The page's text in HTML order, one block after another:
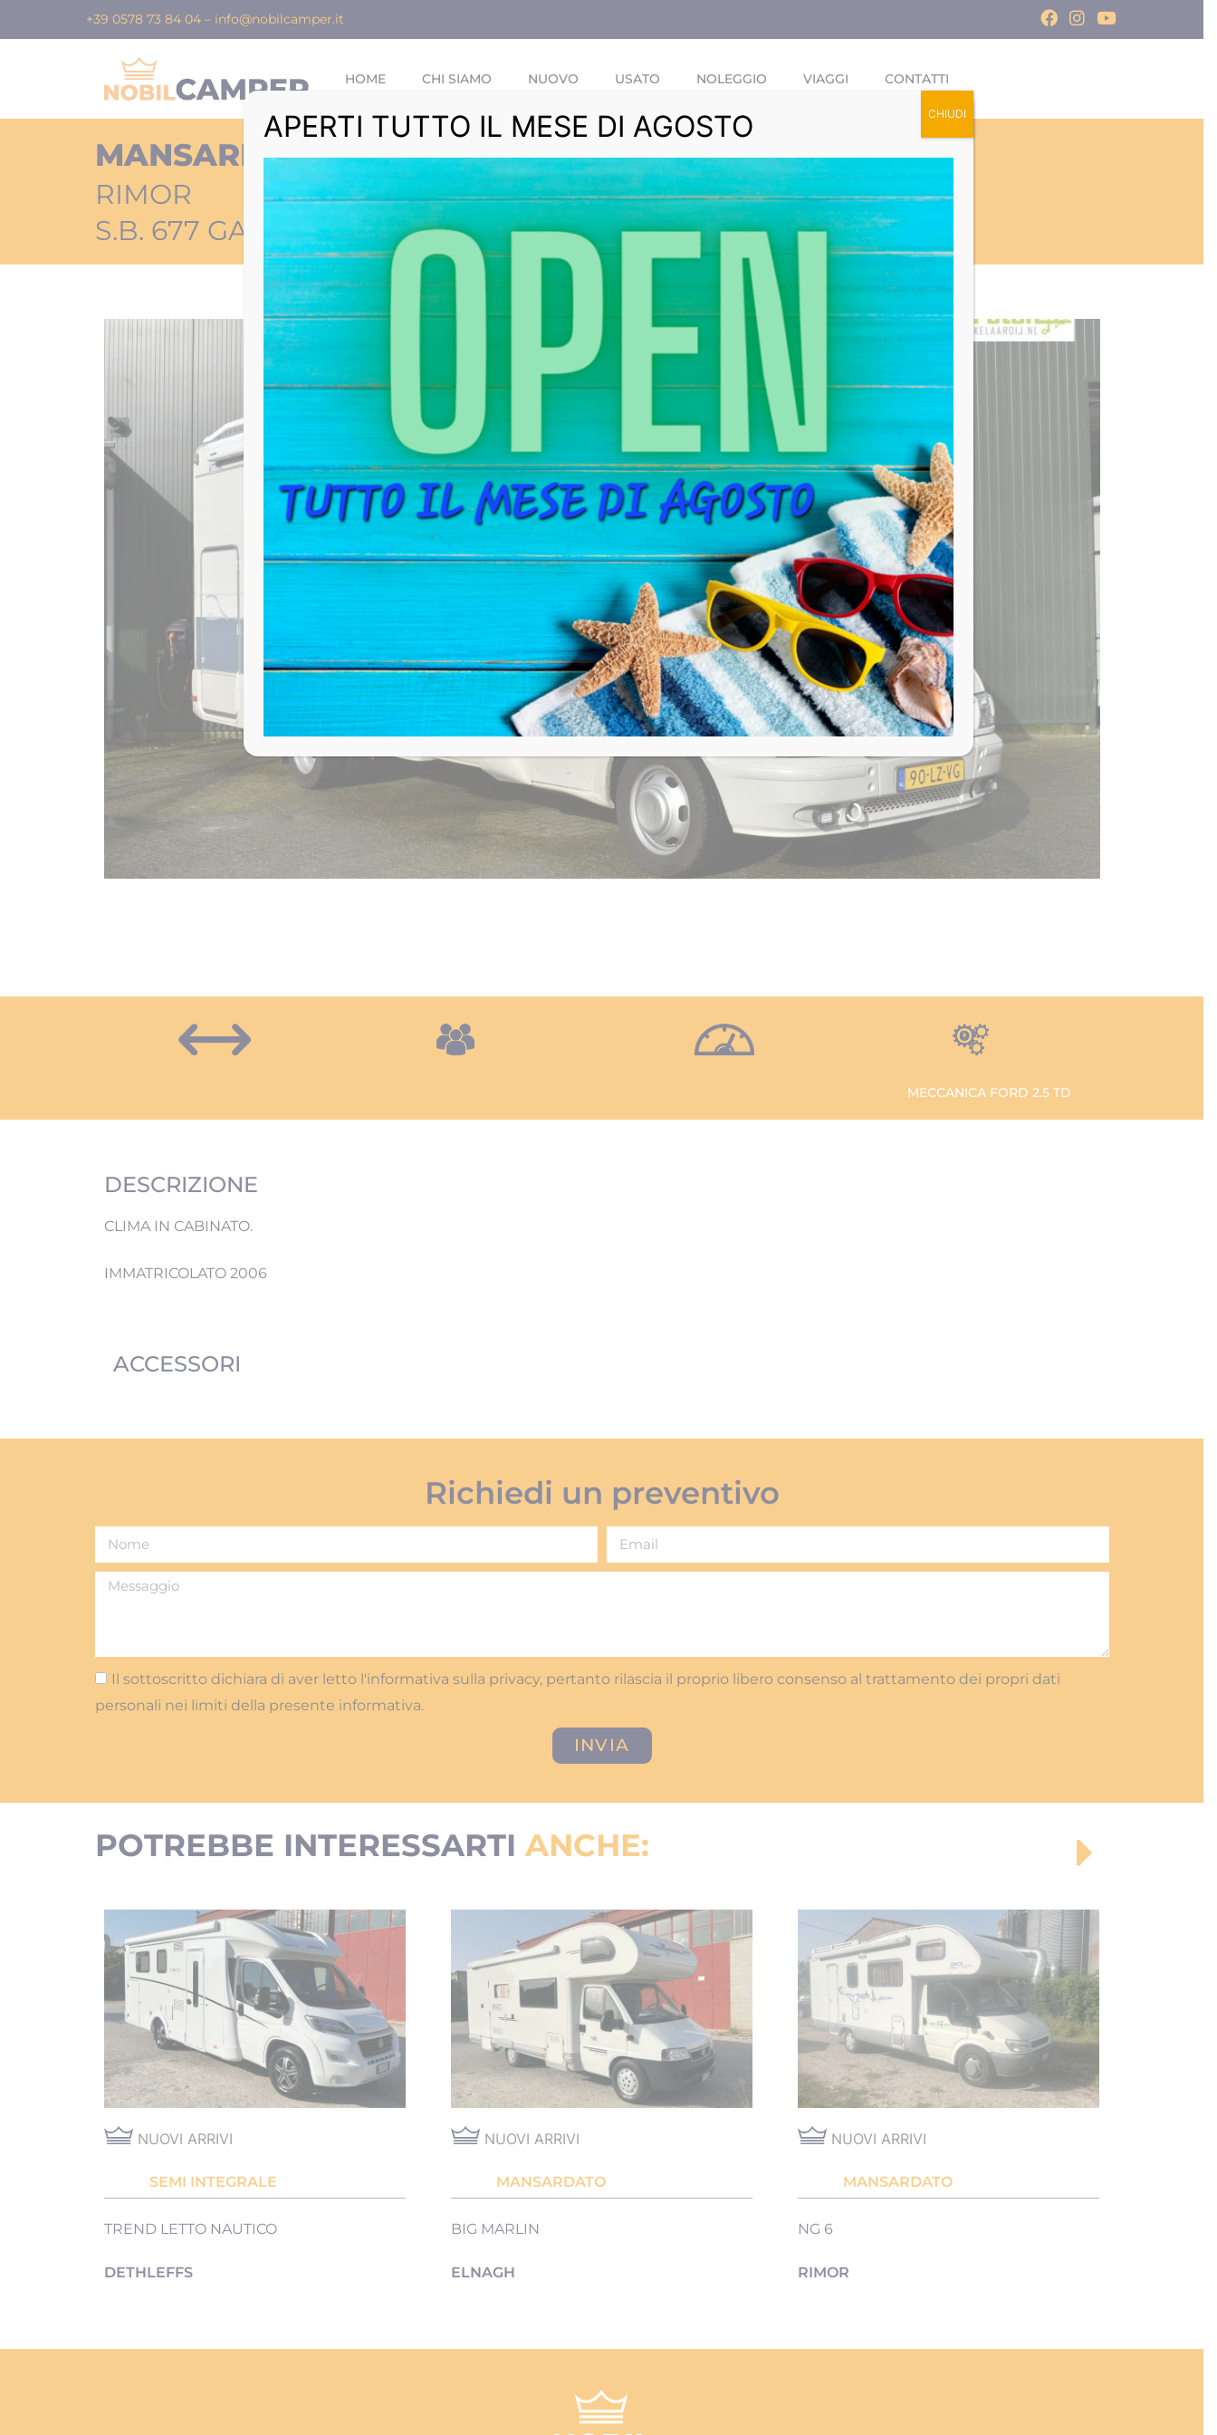
+39 0578 73 84 04– info@nobilcamper.it
HOME CHI SIAMO NUOVO USATO NOLEGGIO VIAGGI CONTATTI
MANSARDATO
RIMOR
S.B. 677 GARAGE IN ARRIVO!!
MECCANICA FORD 2.5 TD
DESCRIZIONE
CLIMA IN CABINATO.
IMMATRICOLATO 2006
ACCESSORI
Richiedi un preventivo
Il sottoscritto dichiara di aver letto l'informativa sulla privacy, pertanto rilascia il proprio libero consenso al trattamento dei propri dati
personali nei limiti della presente informativa.
INVIA
POTREBBE INTERESSARTI ANCHE:
NUOVI ARRIVI
SEMI INTEGRALE
TREND LETTO NAUTICO
DETHLEFFS
NUOVI ARRIVI
MANSARDATO
BIG MARLIN
ELNAGH
NUOVI ARRIVI
MANSARDATO
NG 6
RIMOR
APERTI TUTTO IL MESE DI AGOSTO CHIUDI